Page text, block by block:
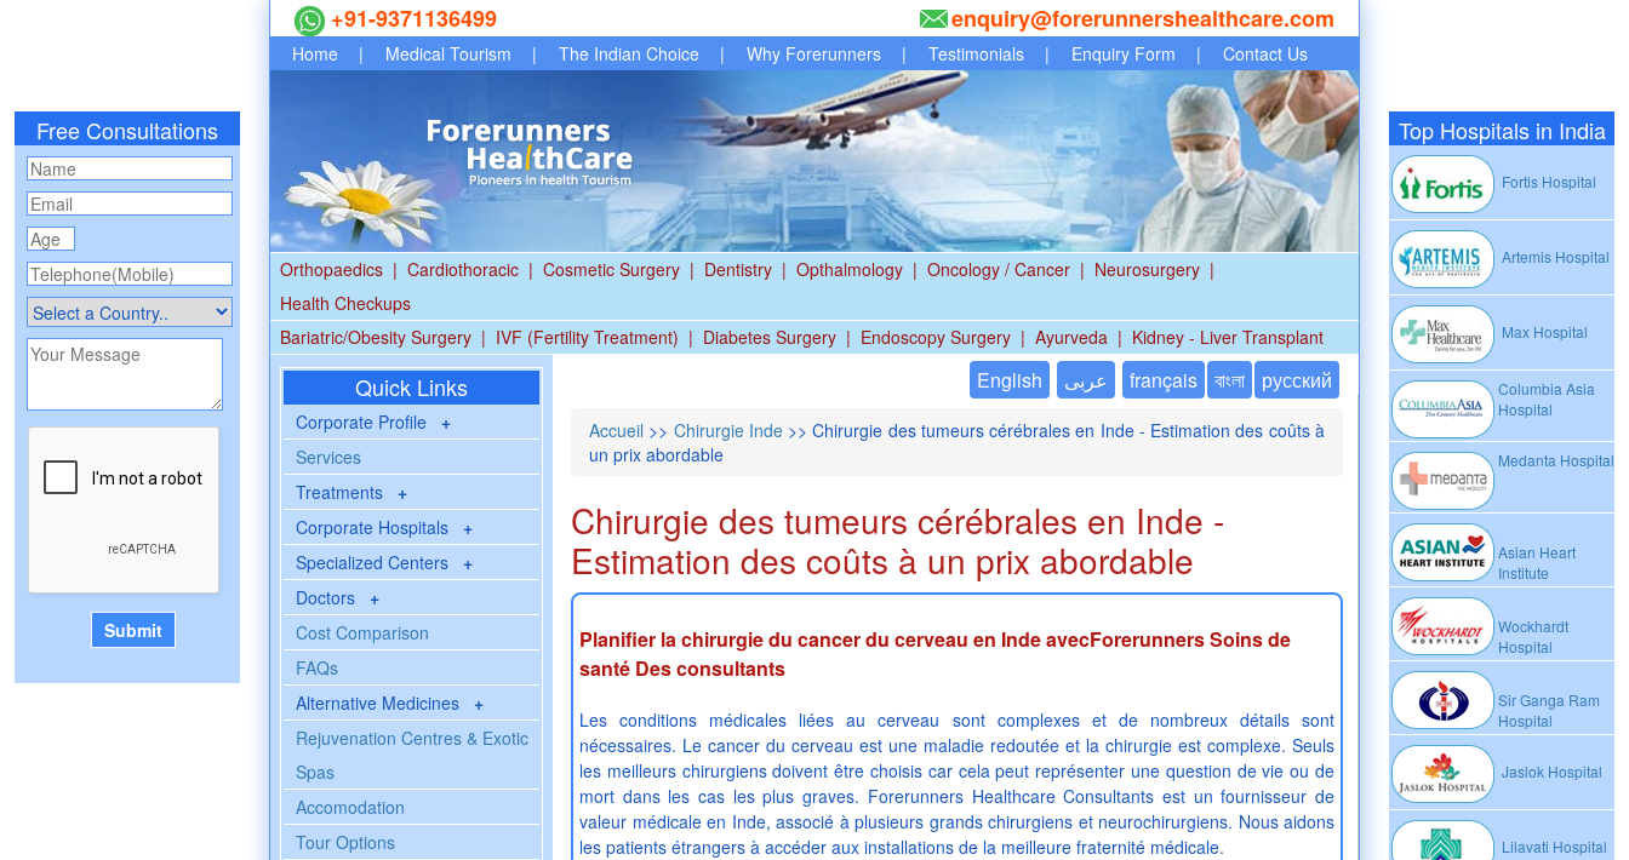
Free Consultations Top Hospitals in India
Fortis Hospital
Artemis Hospital
Max Hospital
Columbia Asia
Hospital
Medanta Hospital
Asian Heart
Institute
Wockhardt
Hospital
Sir Ganga Ram
Hospital
Jaslok Hospital
Lilavati Hospital
+91-9371136499 enquiry@forerunnershealthcare.com
Home | Medical Tourism | The Indian Choice | Why Forerunners | Testimonials | Enquiry Form | Contact Us
Orthopaedics | Cardiothoracic | Cosmetic Surgery | Dentistry | Opthalmology | Oncology / Cancer | Neurosurgery |
Health Checkups
Bariatric/Obesity Surgery | IVF (Fertility Treatment) | Diabetes Surgery | Endoscopy Surgery | Ayurveda | Kidney - Liver Transplant
Quick Links
Corporate Profile +
Services
Treatments +
Corporate Hospitals +
Specialized Centers +
Doctors +
Cost Comparison
FAQs
Alternative Medicines +
Rejuvenation Centres & Exotic
Spas
Accomodation
Tour Options
English عربى français বাংলা русский
Accueil >> Chirurgie Inde>> Chirurgie des tumeurs cérébrales en Inde - Estimation des coûts à
un prix abordable
Chirurgie des tumeurs cérébrales en Inde -
Estimation des coûts à un prix abordable
Planifier la chirurgie du cancer du cerveau en Inde avecForerunners Soins de
santé Des consultants
Les conditions médicales liées au cerveau sont complexes et de nombreux détails sont
nécessaires. Le cancer du cerveau est une maladie redoutée et la chirurgie est complexe. Seuls
les meilleurs chirurgiens doivent être choisis car cela peut représenter une question de vie ou de
mort dans les cas les plus graves. Forerunners Healthcare Consultants est un fournisseur de
valeur médicale en Inde, associé à plusieurs grands chirurgiens et neurochirurgiens. Nous aidons
les patients étrangers à accéder aux installations de la meilleure fraternité médicale.